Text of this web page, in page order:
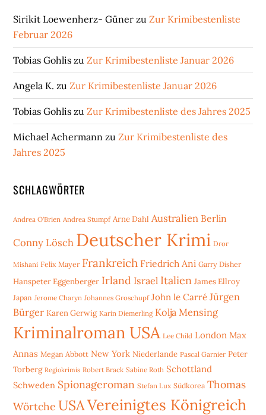
Sirikit Loewenherz- Güner zuZur Krimibestenliste
Februar 2026
Tobias Gohlis zuZur Krimibestenliste Januar 2026
Angela K. zuZur Krimibestenliste Januar 2026
Tobias Gohlis zuZur Krimibestenliste des Jahres 2025
Michael Achermann zuZur Krimibestenliste des
Jahres 2025
SCHLAGWÖRTER
Andrea O'Brien Andrea Stumpf Arne Dahl Australien Berlin
Conny Lösch Deutscher Krimi Dror
Mishani Felix Mayer Frankreich Friedrich Ani Garry Disher
Hanspeter Eggenberger Irland Israel Italien James Ellroy
Japan Jerome Charyn Johannes Groschupf John le Carré Jürgen
Bürger Karen Gerwig Karin Diemerling Kolja Mensing
Kriminalroman USA Lee Child London Max
Annas Megan Abbott New York Niederlande Pascal Garnier Peter
Torberg Regiokrimis Robert Brack Sabine Roth Schottland
Schweden Spionageroman Stefan Lux Südkorea Thomas
Wörtche USAVereinigtes Königreich